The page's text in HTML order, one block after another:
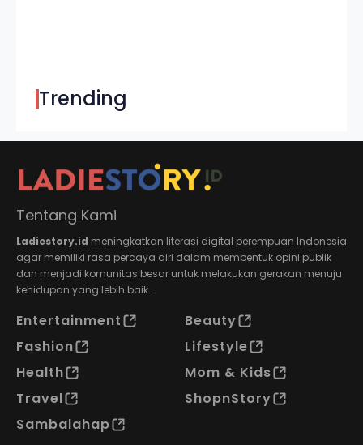
Trending
Tentang Kami
Ladiestory.id meningkatkan literasi digital perempuan Indonesia
agar memiliki rasa percaya diri dalam membentuk opini publik
dan menjadi komunitas besar untuk melakukan gerakan menuju
kehidupan yang lebih baik.
Entertainment
Beauty
Fashion
Lifestyle
Health
Mom & Kids
Travel
ShopnStory
Sambalahap